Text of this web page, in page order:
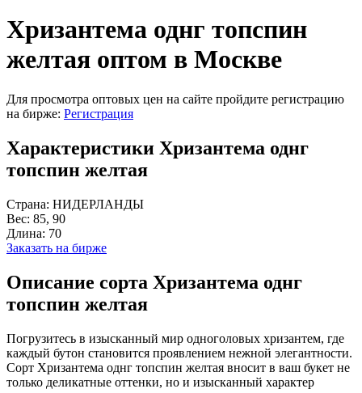
Хризантема однг топспин
желтая оптом в Москве
Для просмотра оптовых цен на сайте пройдите регистрацию
на бирже: Регистрация
Характеристики Хризантема однг
топспин желтая
Страна: НИДЕРЛАНДЫ
Вес: 85, 90
Длина: 70
Заказать на бирже
Описание сорта Хризантема однг
топспин желтая
Погрузитесь в изысканный мир одноголовых хризантем, где
каждый бутон становится проявлением нежной элегантности.
Сорт Хризантема однг топспин желтая вносит в ваш букет не
только деликатные оттенки, но и изысканный характер